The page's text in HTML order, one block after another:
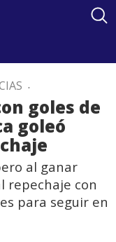
.
goles de
goleó
al ganar
repechaje con
para seguir en